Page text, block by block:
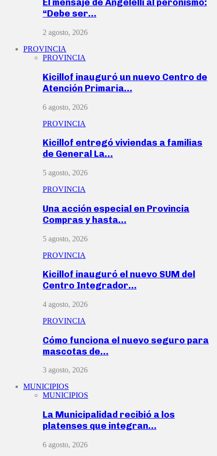
El mensaje de Angelelli al peronismo:
“Debe ser…
2 agosto, 2026
PROVINCIA
PROVINCIA
Kicillof inauguró un nuevo Centro de
Atención Primaria…
6 agosto, 2026
PROVINCIA
Kicillof entregó viviendas a familias
de General La…
5 agosto, 2026
PROVINCIA
Una acción especial en Provincia
Compras y hasta…
5 agosto, 2026
PROVINCIA
Kicillof inauguró el nuevo SUM del
Centro Integrador…
4 agosto, 2026
PROVINCIA
Cómo funciona el nuevo seguro para
mascotas de…
3 agosto, 2026
MUNICIPIOS
MUNICIPIOS
La Municipalidad recibió a los
platenses que integran…
6 agosto, 2026